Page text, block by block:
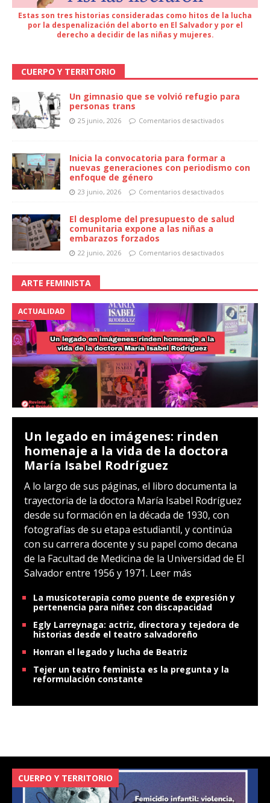
Estas son tres historias consideradas como hitos de la lucha
por la despenalización del aborto en El Salvador y por el
derecho a decidir de las niñas y mujeres.
CUERPO Y TERRITORIO
Un gimnasio que se volvió refugio para
personas trans
25 junio, 2026 Comentarios desactivados
Inicia la convocatoria para formar a
nuevas generaciones con periodismo con
enfoque de género
23 junio, 2026 Comentarios desactivados
El desplome del presupuesto de salud
comunitaria expone a las niñas a
embarazos forzados
22 junio, 2026 Comentarios desactivados
ARTE FEMINISTA
ACTUALIDAD
Un legado en imágenes: rinden
homenaje a la vida de la doctora
María Isabel Rodríguez
A lo largo de sus páginas, el libro documenta la
trayectoria de la doctora María Isabel Rodríguez
desde su formación en la década de 1930, con
fotografías de su etapa estudiantil, y continúa
con su carrera docente y su papel como decana
de la Facultad de Medicina de la Universidad de El
Salvador entre 1956 y 1971. Leer más
La musicoterapia como puente de expresión y
pertenencia para niñez con discapacidad
Egly Larreynaga: actriz, directora y tejedora de
historias desde el teatro salvadoreño
Honran el legado y lucha de Beatriz
Tejer un teatro feminista es la pregunta y la
reformulación constante
CUERPO Y TERRITORIO